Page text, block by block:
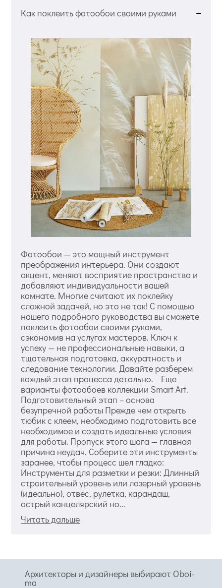
Как поклеить фотообои своими руками
Фотообои — это мощный инструмент
преображения интерьера. Они создают
акцент, меняют восприятие пространства и
добавляют индивидуальности вашей
комнате. Многие считают их поклейку
сложной задачей, но это не так! С помощью
нашего подробного руководства вы сможете
поклеить фотообои своими руками,
сэкономив на услугах мастеров. Ключ к
успеху — не профессиональные навыки, а
тщательная подготовка, аккуратность и
следование технологии. Давайте разберем
каждый этап процесса детально. Еще
варианты фотообоев коллекции Smart Art.
Подготовительный этап – основа
безупречной работы Прежде чем открыть
тюбик с клеем, необходимо подготовить все
необходимое и создать идеальные условия
для работы. Пропуск этого шага — главная
причина неудач. Соберите эти инструменты
заранее, чтобы процесс шел гладко:
Инструменты для разметки и резки: Длинный
строительный уровень или лазерный уровень
(идеально), отвес, рулетка, карандаш,
острый канцелярский но...
Читать дальше
Архитекторы и дизайнеры выбирают Oboi-
ma